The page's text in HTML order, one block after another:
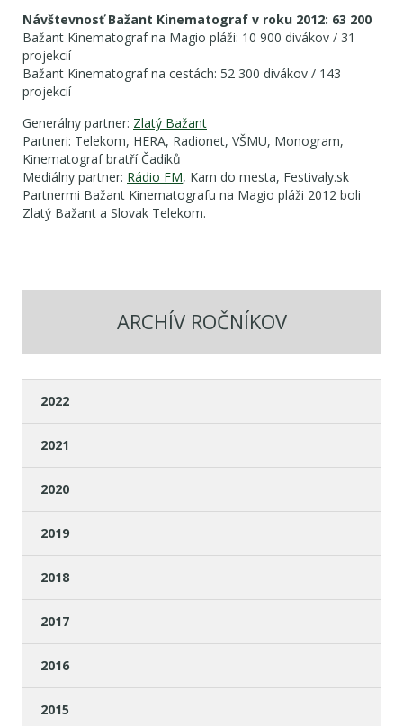
Návštevnosť Bažant Kinematograf v roku 2012: 63 200
Bažant Kinematograf na Magio pláži: 10 900 divákov / 31
projekcií
Bažant Kinematograf na cestách: 52 300 divákov / 143
projekcií
Generálny partner: Zlatý Bažant
Partneri: Telekom, HERA, Radionet, VŠMU, Monogram,
Kinematograf bratří Čadíků
Mediálny partner: Rádio FM, Kam do mesta, Festivaly.sk
Partnermi Bažant Kinematografu na Magio pláži 2012 boli
Zlatý Bažant a Slovak Telekom.
ARCHÍV ROČNÍKOV
2022
2021
2020
2019
2018
2017
2016
2015